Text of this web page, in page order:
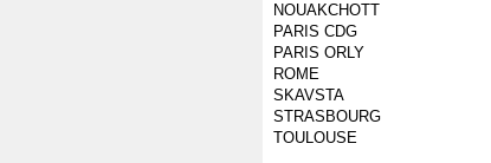
NOUAKCHOTT
PARIS CDG
PARIS ORLY
ROME
SKAVSTA
STRASBOURG
TOULOUSE